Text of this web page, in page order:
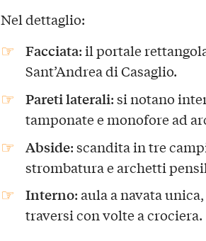
Nel dettaglio:
Facciata: il portale
Sant’Andrea di Casaglio.
Pareti laterali: si notano
tamponate e monofore ad
Abside: scandita in tre
strombatura e archetti
Interno: aula a navata
traversi con volte a crociera.